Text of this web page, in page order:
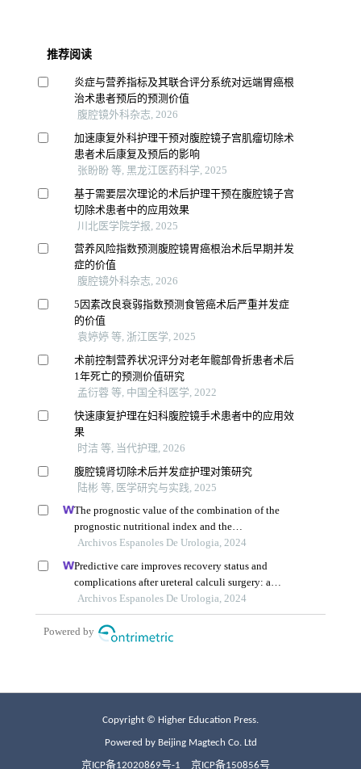
Copyright © Higher Education Press.
Powered by Beijing Magtech Co. Ltd
京ICP备12020869号-1 京ICP备150856号